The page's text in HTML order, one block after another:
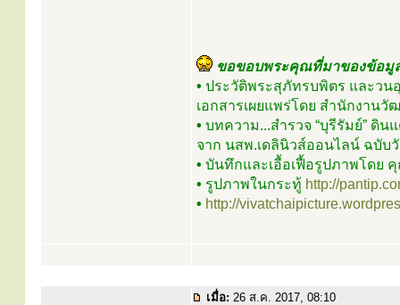
ขอขอบพระคุณที่มาของข้อมู
• ประวัติพระสุภัทรบพิตร และวน
เอกสารเผยแพร่โดย สำนักงาน
• บทความ...สำรวจ “บุรีรัมย์” ดิน
จาก นสพ.เดลินิวส์ออนไลน์ ฉบั
• บันทึกและเอื้อเฟื้อรูปภาพโดย
• รูปภาพในกระทู้ http://
• http://
เมื่อ: 26 ส.ค. 2017, 08:10